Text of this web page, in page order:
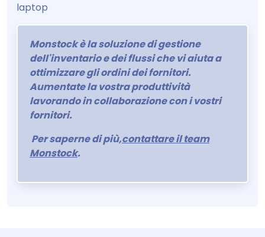
laptop
Monstock è la soluzione di gestione
dell'inventario e dei flussi che vi aiuta a
ottimizzare gli ordini dei fornitori.
Aumentate la vostra produttività
lavorando in collaborazione con i vostri
fornitori.
Per saperne di più,contattare il team
Monstock.